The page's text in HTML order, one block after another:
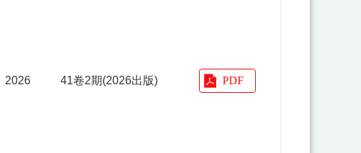
2026 41卷2期(2026出版)